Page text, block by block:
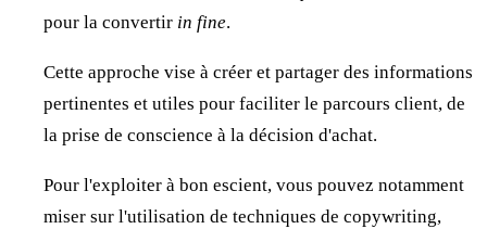
pour la convertir in fine.
Cette approche vise à créer et partager des informations
pertinentes et utiles pour faciliter le parcours client, de
la prise de conscience à la décision d'achat.
Pour l'exploiter à bon escient, vous pouvez notamment
miser sur l'utilisation de techniques de copywriting,